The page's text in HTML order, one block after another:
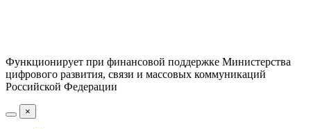
Функционирует при финансовой поддержке Министерства
цифрового развития, связи и массовых коммуникаций
Российской Федерации
×